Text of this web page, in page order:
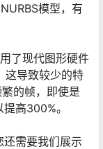
模型，有
了现代图形硬件
这导致较少的特
的帧，即使是
高300%。
需要我们展示